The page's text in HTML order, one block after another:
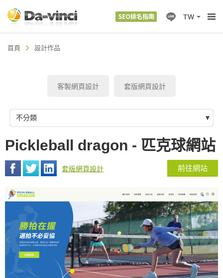
TW
首頁 設計作品
客製網頁設計 套版網頁設計
不分類
Pickleball dragon - 匹克球網站
套版網頁設計 前往網站